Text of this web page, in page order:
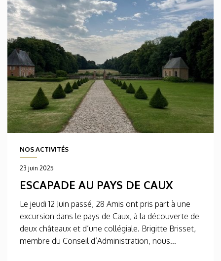
NOS ACTIVITÉS
23 juin 2025
ESCAPADE AU PAYS DE CAUX
Le jeudi 12 Juin passé, 28 Amis ont pris part à une
excursion dans le pays de Caux, à la découverte de
deux châteaux et d’une collégiale. Brigitte Brisset,
membre du Conseil d’Administration, nous...